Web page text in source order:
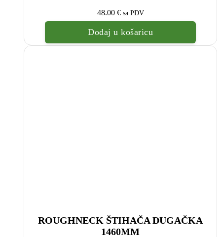
48.00 € sa PDV
Dodaj u košaricu
ROUGHNECK ŠTIHAČA DUGAČKA
1460MM